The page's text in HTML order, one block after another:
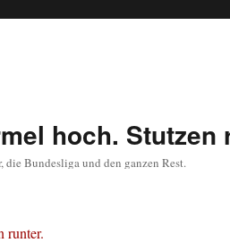
hoch. Stutzen
die Bundesliga und den ganzen Rest.